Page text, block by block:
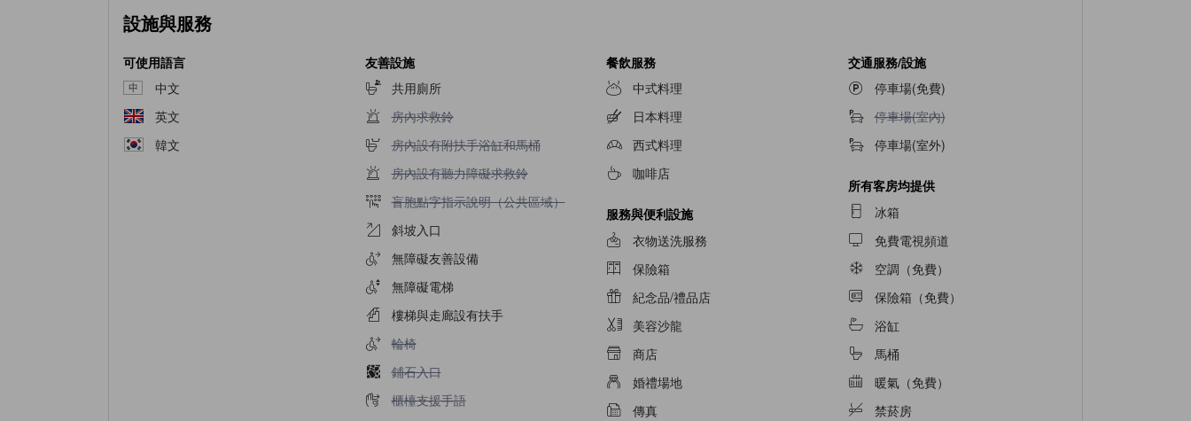
設施與服務
可使用語言
中文
英文
韓文
友善設施
共用廁所
不提供房內求救鈴
房內求救鈴
不提供房內設有附扶手浴缸和馬桶
房內設有附扶手浴缸和馬桶
不提供房內設有聽力障礙求救鈴
房內設有聽力障礙求救鈴
不提供盲胞點字指示說明（公共區域）
盲胞點字指示說明（公共區域）
斜坡入口
無障礙友善設備
無障礙電梯
樓梯與走廊設有扶手
不提供輪椅
輪椅
不提供鋪石入口
鋪石入口
不提供櫃檯支援手語
櫃檯支援手語
餐飲服務
中式料理
日本料理
西式料理
咖啡店
服務與便利設施
衣物送洗服務
保險箱
紀念品/禮品店
美容沙龍
商店
婚禮場地
傳真
交通服務/設施
停車場(免費)
不提供停車場(室內)
停車場(室內)
停車場(室外)
所有客房均提供
冰箱
免費電視頻道
空調（免費）
保險箱（免費）
浴缸
馬桶
暖氣（免費）
禁菸房